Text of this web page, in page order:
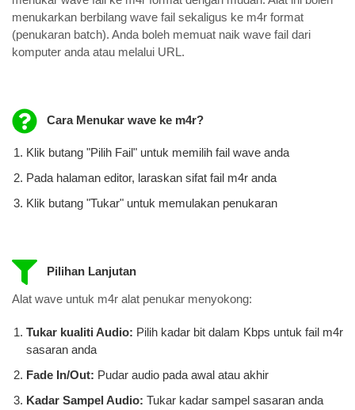
menukarkan berbilang wave fail sekaligus ke m4r format
(penukaran batch). Anda boleh memuat naik wave fail dari
komputer anda atau melalui URL.
Cara Menukar wave ke m4r?
Klik butang "Pilih Fail" untuk memilih fail wave anda
Pada halaman editor, laraskan sifat fail m4r anda
Klik butang "Tukar" untuk memulakan penukaran
Pilihan Lanjutan
Alat wave untuk m4r alat penukar menyokong:
Tukar kualiti Audio: Pilih kadar bit dalam Kbps untuk fail m4r
​​sasaran anda
Fade In/Out: Pudar audio pada awal atau akhir
Kadar Sampel Audio: Tukar kadar sampel sasaran anda